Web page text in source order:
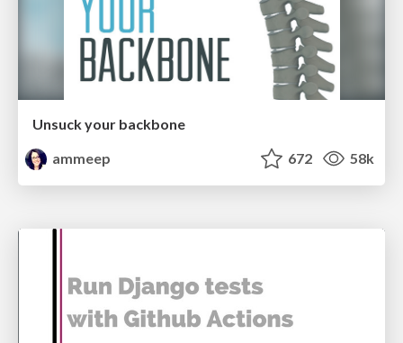
Unsuck your backbone
ammeep
672 58k